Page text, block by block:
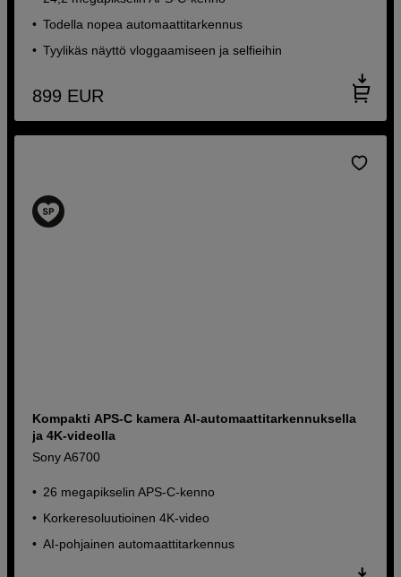
Todella nopea automaattitarkennus
Tyylikäs näyttö vloggaamiseen ja selfieihin
899 EUR
Kompakti APS-C kamera AI-automaattitarkennuksella
ja 4K-videolla
Sony A6700
26 megapikselin APS-C-kenno
Korkeresoluutioinen 4K-video
AI-pohjainen automaattitarkennus